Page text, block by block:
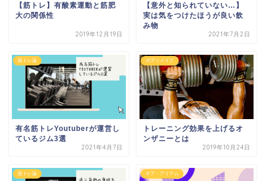
【筋トレ】有酸素運動と筋肥
大の関係性
2019年12月19日
【意外と知られていない…】
実は気をつけたほうが良い飲
み物
2021年7月2日
筋トレ論
有名筋トレYoutuberが運営し
ているジム3選
2021年4月7日
ボディメイク
トレーニング効果を上げるオ
ンザニーとは
2019年10月24日
筋トレ論 ギア・アイテム